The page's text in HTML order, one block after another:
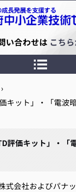
センター
い合わせは こち
›
価キット」・「電波
評価キット」・「
式会社およびパナ